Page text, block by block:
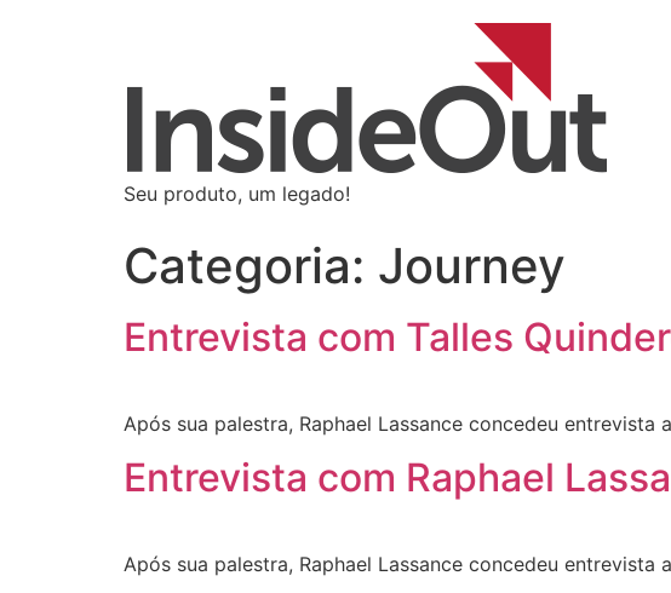
Seu produto, um legado!
Categoria: Journey
Entrevista com Talles
Após sua palestra, Raphael Lassance concedeu
Entrevista com Raphael
Após sua palestra, Raphael Lassance concedeu